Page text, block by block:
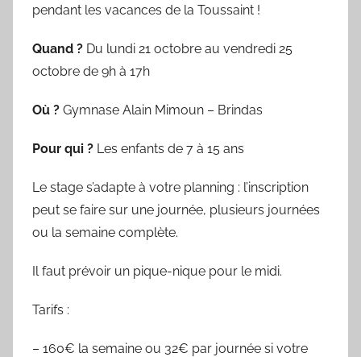
i
é
0
/
3
/
1
6
pendant les vacances de la Toussaint !
Quand ? Du lundi 21 octobre au vendredi 25
octobre de 9h à 17h
Où ? Gymnase Alain Mimoun – Brindas
Pour qui ? Les enfants de 7 à 15 ans
Le stage s’adapte à votre planning : l’inscription
peut se faire sur une journée, plusieurs journées
ou la semaine complète.
Il faut prévoir un pique-nique pour le midi.
Tarifs :
– 160€ la semaine ou 32€ par journée si votre